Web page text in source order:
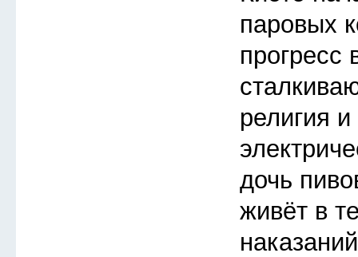
паровых
прогресс
религия
дочь
живёт в